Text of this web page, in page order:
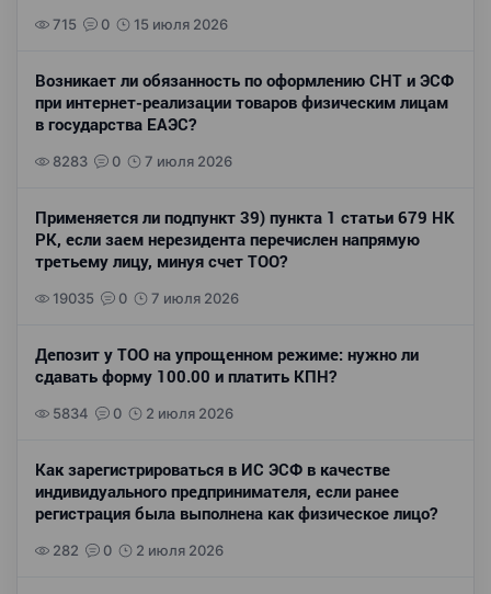
715 0 15 июля 2026
Возникает ли обязанность по оформлению СНТ и ЭСФ
при интернет-реализации товаров физическим лицам
в государства ЕАЭС?
8283 0 7 июля 2026
Применяется ли подпункт 39) пункта 1 статьи 679 НК
РК, если заем нерезидента перечислен напрямую
третьему лицу, минуя счет ТОО?
19035 0 7 июля 2026
Депозит у ТОО на упрощенном режиме: нужно ли
сдавать форму 100.00 и платить КПН?
5834 0 2 июля 2026
Как зарегистрироваться в ИС ЭСФ в качестве
индивидуального предпринимателя, если ранее
регистрация была выполнена как физическое лицо?
282 0 2 июля 2026